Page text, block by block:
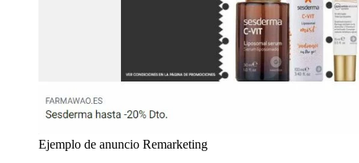
Ejemplo de anuncio Remarketing